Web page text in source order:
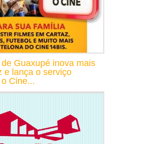
Guaxupé inova mais
e lança o serviço
Cine...